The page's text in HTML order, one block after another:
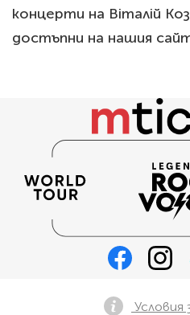
концерти на Віталій
достъпни на нашия
Условия